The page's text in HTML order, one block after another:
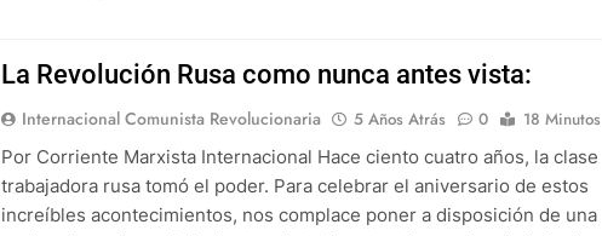
La Revolución Rusa como nunca antes vista:
Internacional Comunista Revolucionaria 5 Años Atrás 0
18 Minutos
Por Corriente Marxista Internacional Hace ciento cuatro años, la clase
trabajadora rusa tomó el poder. Para celebrar el aniversario de estos
increíbles acontecimientos, nos complace poner a disposición de una